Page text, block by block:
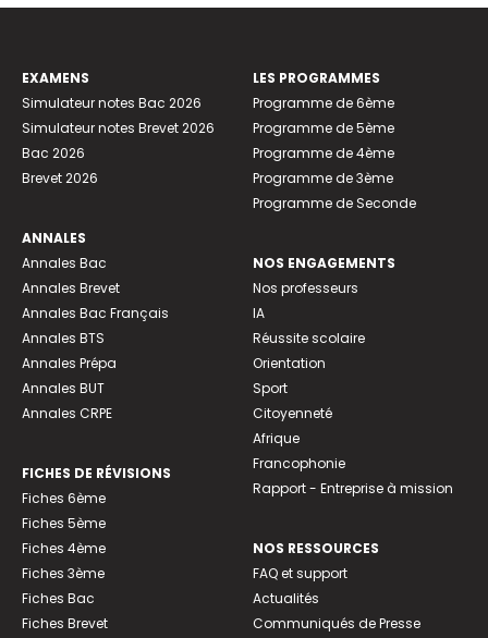
EXAMENS
Simulateur notes Bac 2026
Simulateur notes Brevet 2026
Bac 2026
Brevet 2026
ANNALES
Annales Bac
Annales Brevet
Annales Bac Français
Annales BTS
Annales Prépa
Annales BUT
Annales CRPE
FICHES DE RÉVISIONS
Fiches 6ème
Fiches 5ème
Fiches 4ème
Fiches 3ème
Fiches Bac
Fiches Brevet
LES PROGRAMMES
Programme de 6ème
Programme de 5ème
Programme de 4ème
Programme de 3ème
Programme de Seconde
NOS ENGAGEMENTS
Nos professeurs
IA
Réussite scolaire
Orientation
Sport
Citoyenneté
Afrique
Francophonie
Rapport - Entreprise à mission
NOS RESSOURCES
FAQ et support
Actualités
Communiqués de Presse